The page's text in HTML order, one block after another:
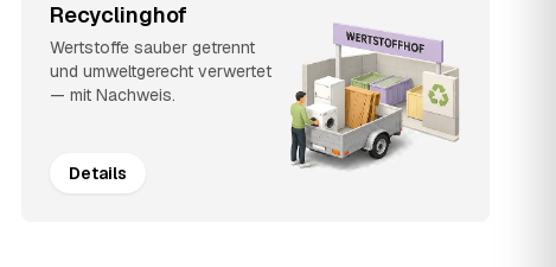
Recyclinghof
Wertstoffe sauber getrennt
und umweltgerecht verwertet
— mit Nachweis.
Details